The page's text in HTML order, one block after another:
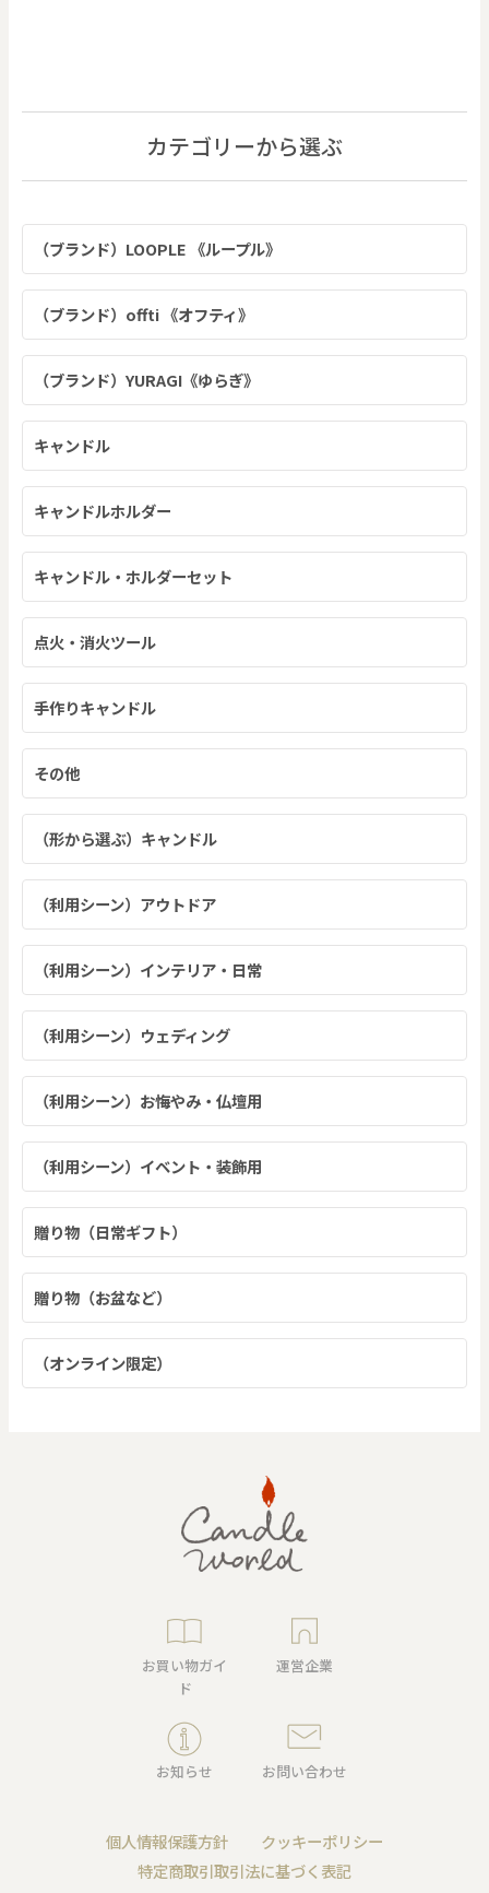
カテゴリーから選ぶ
（ブランド）LOOPLE 《ループル》
（ブランド）offti 《オフティ》
（ブランド）YURAGI《ゆらぎ》
キャンドル
キャンドルホルダー
キャンドル・ホルダーセット
点火・消火ツール
手作りキャンドル
その他
（形から選ぶ）キャンドル
（利用シーン）アウトドア
（利用シーン）インテリア・日常
（利用シーン）ウェディング
（利用シーン）お悔やみ・仏壇用
（利用シーン）イベント・装飾用
贈り物（日常ギフト）
贈り物（お盆など）
（オンライン限定）
お買い物ガイ
ド
運営企業
お知らせ お問い合わせ
個人情報保護方針
クッキーポリシー
特定商取引取引法に基づく表記